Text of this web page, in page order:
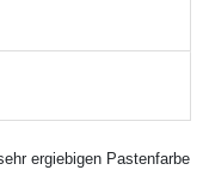
ergiebigen Pastenfarbe